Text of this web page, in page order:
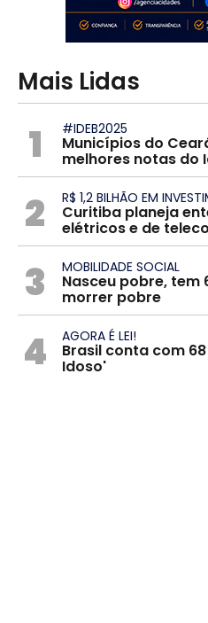
Mais Lidas
1 #IDEB2025
Municípios do
melhores notas do
2 R$ 1,2 BILHÃO EM
Curitiba planeja
elétricos e de
3 MOBILIDADE SOCIAL
Nasceu pobre, tem
morrer pobre
4 AGORA É LEI!
Brasil conta com
Idoso'